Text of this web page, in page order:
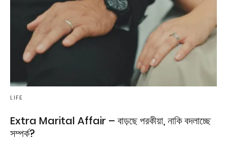
LIFE
Extra Marital Affair – বাড়ছে পরকীয়া, নাকি বদলাচ্ছে
সম্পর্ক?